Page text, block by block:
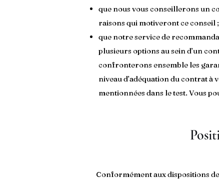
que nous vous conseillerons un
raisons qui motiveront ce conseil ;
que notre service de
plusieurs options au sein d’un
confronterons ensemble les
niveau d’adéquation du contrat à
mentionnées dans le test. Vous
Conformément aux dispositions